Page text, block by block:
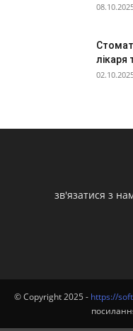
лікаря
зв'язатися з
© Copyright 2025 - https://